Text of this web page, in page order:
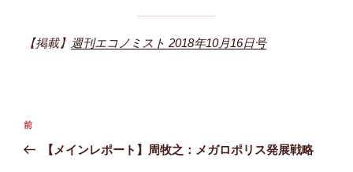
【掲載】 週刊エコノミスト 2018年10月16日号
投
ナ
前
の
前
【メインレポート】周牧之：メガロポリス発展戦略